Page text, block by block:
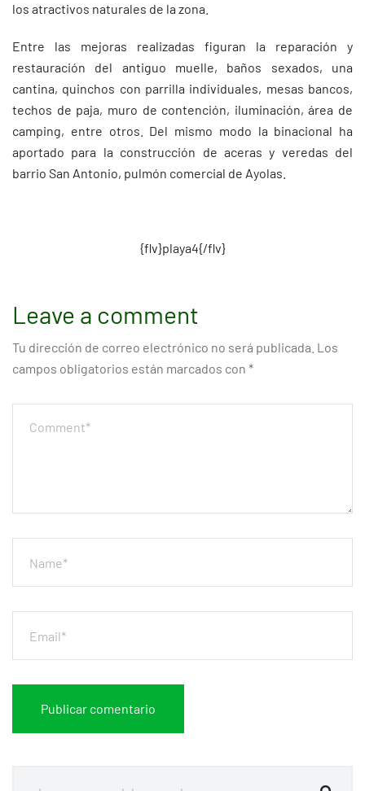
los atractivos naturales de la zona.
Entre las mejoras realizadas figuran la reparación y
restauración del antiguo muelle, baños sexados, una
cantina, quinchos con parrilla individuales, mesas bancos,
techos de paja, muro de contención, iluminación, área de
camping, entre otros. Del mismo modo la binacional ha
aportado para la construcción de aceras y veredas del
barrio San Antonio, pulmón comercial de Ayolas.
{flv}playa4{/flv}
Leave a comment
Tu dirección de correo electrónico no será publicada. Los
campos obligatorios están marcados con *